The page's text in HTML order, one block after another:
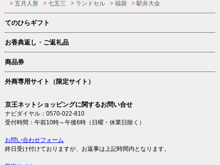
五月人形
七五三 ランドセル 福袋 駅弁大会
てのひらギフト
お香典返し・ご返礼品
商品券
外商専用サイト（限定サイト）
京王ネットショッピングに関するお問い合せ
ナビダイヤル：0570-022-810
受付時間：午前10時～午後6時（日曜・休業日除く）
お問い合わせフォーム
終日受け付けておりますが、お返事は上記時間内となります。